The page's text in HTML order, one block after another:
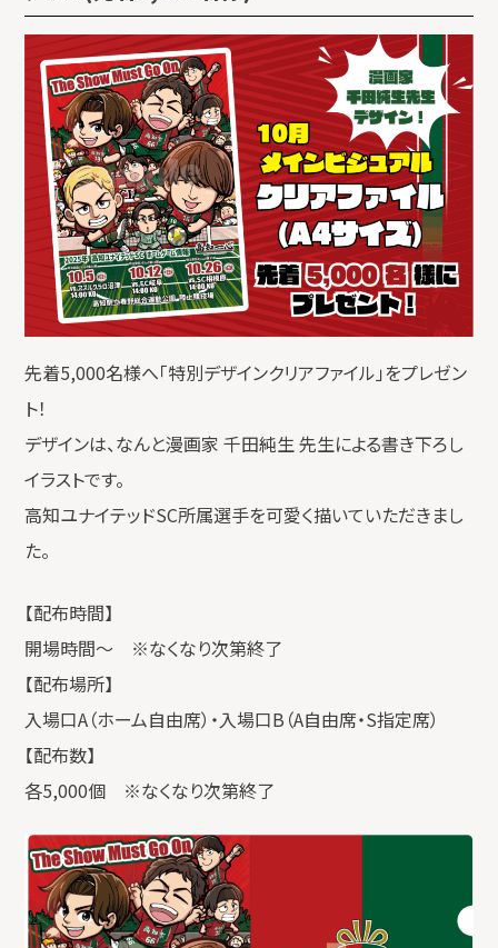
先着5,000名様へ「特別デザインクリアファイル」をプレゼン
ト！
デザインは、なんと漫画家 千田純生 先生による書き下ろし
イラストです。
高知ユナイテッドSC所属選手を可愛く描いていただきまし
た。
【配布時間】
開場時間〜 ※なくなり次第終了
【配布場所】
入場口A（ホーム自由席）・入場口B（A自由席・S指定席）
【配布数】
各5,000個 ※なくなり次第終了